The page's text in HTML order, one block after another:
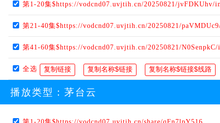
第1-20集$https://vodcnd07.uvjtih.cn/20250821/jvFDKUhv/
第21-40集$https://vodcnd07.uvjtih.cn/20250821/
第41-60集$https://vodcnd07.uvjtih.cn/20250821/N0SenpkC/
全选
播放类型： 茅台云